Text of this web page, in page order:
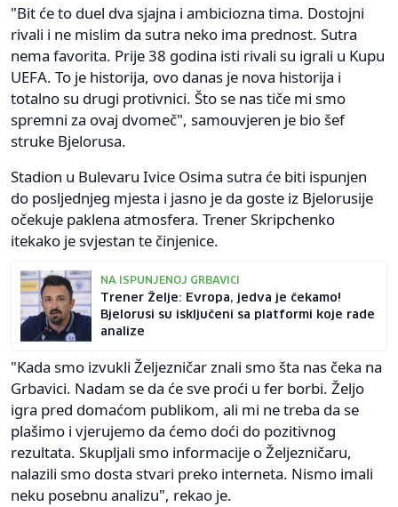
"Bit će to duel dva sjajna i ambiciozna tima. Dostojni
rivali i ne mislim da sutra neko ima prednost. Sutra
nema favorita. Prije 38 godina isti rivali su igrali u Kupu
UEFA. To je historija, ovo danas je nova historija i
totalno su drugi protivnici. Što se nas tiče mi smo
spremni za ovaj dvomeč", samouvjeren je bio šef
struke Bjelorusa.
Stadion u Bulevaru Ivice Osima sutra će biti ispunjen
do posljednjeg mjesta i jasno je da goste iz Bjelorusije
očekuje paklena atmosfera. Trener Skripchenko
itekako je svjestan te činjenice.
NA ISPUNJENOJ GRBAVICI
Trener Želje: Evropa, jedva je čekamo!
Bjelorusi su isključeni sa platformi koje rade
analize
"Kada smo izvukli Željezničar znali smo šta nas čeka na
Grbavici. Nadam se da će sve proći u fer borbi. Željo
igra pred domaćom publikom, ali mi ne treba da se
plašimo i vjerujemo da ćemo doći do pozitivnog
rezultata. Skupljali smo informacije o Željezničaru,
nalazili smo dosta stvari preko interneta. Nismo imali
neku posebnu analizu", rekao je.